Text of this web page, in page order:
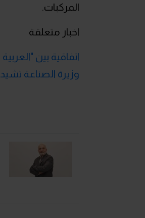
المركبات.
اخبار متعلقة
اتفاقية بين
وزيرة الصناعة